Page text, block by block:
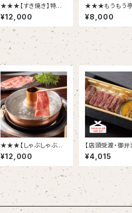
★★★【すき焼き】特選
黒毛和牛／米沢牛ロー
ス300g ※割下付き
¥12,000
★★★もうもう亭
黒毛和牛味噌漬け
¥8,000
★★★【しゃぶしゃぶ用】
特選黒毛和牛／米沢牛
ロース300g ※ポン
酢付
¥12,000
【店頭受渡・御弁
テーキ弁当
¥4,015